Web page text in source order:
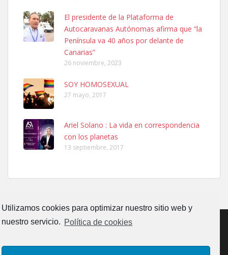
Utilizamos cookies para optimizar nuestro sitio web y
nuestro servicio. Política de cookies
Ninfa perdida
El día 5 se los perdió una ninfa papillera, asustada tiene miedo a la
calle, se perdió por la zon...
Leales.org » Gran Canaria
6.7.2025
Adopcion
Busco casa de acogida para mi perrita ya que por temas de trabajo
no la puedo tener. Solo gente r...
Gata joven encontrada
El presidente de la Plataforma de
Autocaravanas Autónomas afirma que “la
Península va 40 años por delante de
Canarias”
26 noviembre, 2023
SOY HOMOSEXUAL
27 mayo, 2017
Ariel Solano : La vida en correspondencia
con los planetas
13 septiembre, 2017